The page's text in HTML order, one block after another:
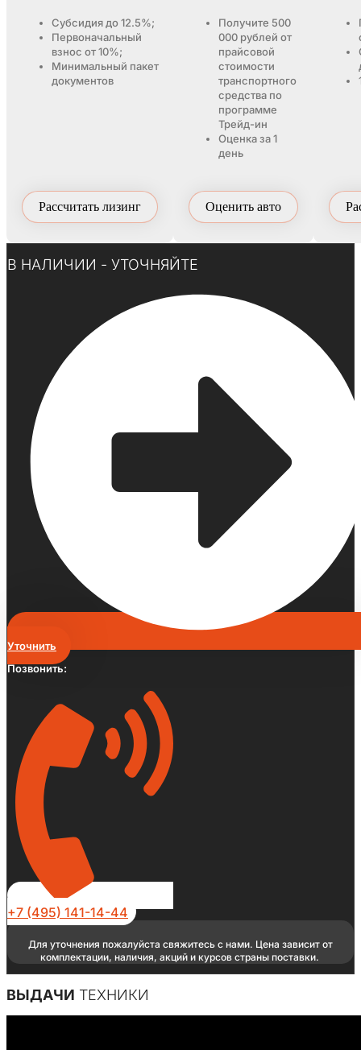
Субсидия до 12.5%;
Первоначальный
взнос от 10%;
Минимальный пакет
документов
Рассчитать лизинг
Получите 500
000 рублей от
прайсовой
стоимости
транспортного
средства по
программе
Трейд-ин
Оценка за 1
день
Оценить авто
В НАЛИЧИИ - УТОЧНЯЙТЕ
Уточнить
Позвонить:
+7 (495) 141-14-44
Для уточнения пожалуйста свяжитесь с нами. Цена зависит от
комплектации, наличия, акций и курсов страны поставки.
ВЫДАЧИ ТЕХНИКИ